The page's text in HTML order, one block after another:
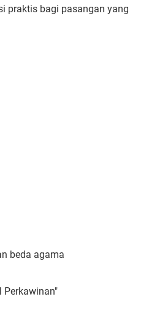
praktis bagi pasangan yang
beda agama
Perkawinan"